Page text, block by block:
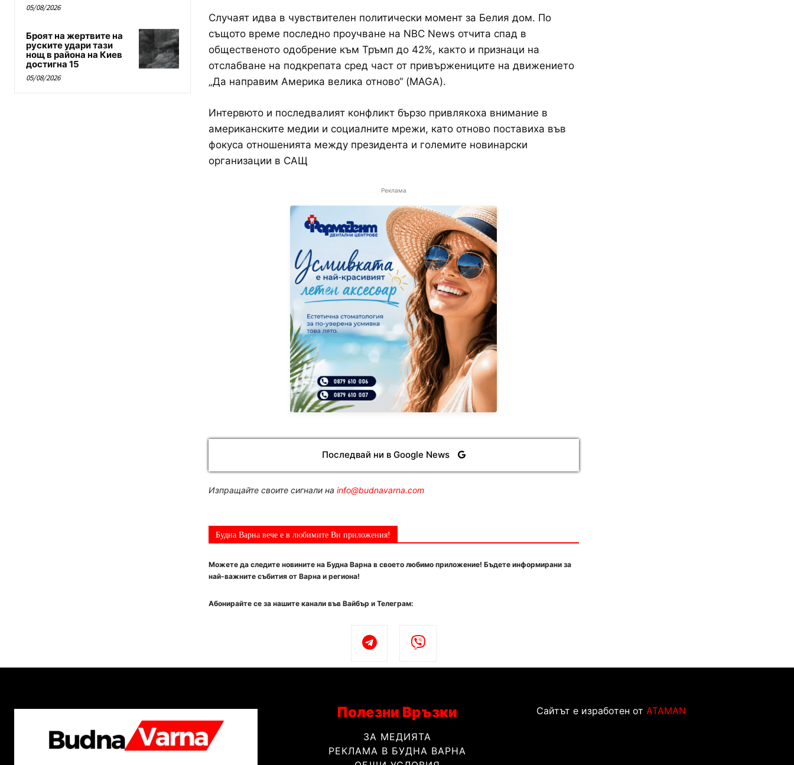
05/08/2026
Броят на жертвите на
руските удари тази
нощ в района на Киев
достигна 15
05/08/2026
Случаят идва в чувствителен политически момент за Белия дом. По
същото време последно проучване на NBC News отчита спад в
общественото одобрение към Тръмп до 42%, както и признаци на
отслабване на подкрепата сред част от привържениците на движението
„Да направим Америка велика отново“ (MAGA).
Интервюто и последвалият конфликт бързо привлякоха внимание в
американските медии и социалните мрежи, като отново поставиха във
фокуса отношенията между президента и големите новинарски
организации в САЩ
Реклама
Последвай ни в Google News
Изпращайте своите сигнали на info@budnavarna.com
Будна Варна вече е в любимите Ви приложения!
Можете да следите новините на Будна Варна в своето любимо приложение! Бъдете информирани за
най-важните събития от Варна и региона!
Абонирайте се за нашите канали във Вайбър и Телеграм:
Полезни Връзки
ЗА МЕДИЯТА
РЕКЛАМА В БУДНА ВАРНА
Сайтът е изработен от ATAMAN